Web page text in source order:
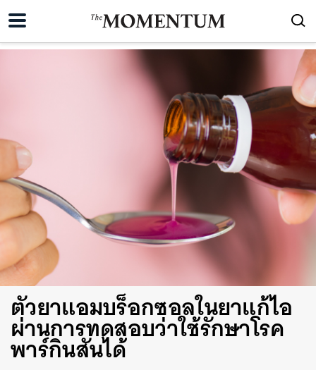
ตัวยาแอมบร็อกซอลในยาแก้ไอ
ผ่านการทดสอบว่าใช้รักษาโรค
พาร์กินสันได้